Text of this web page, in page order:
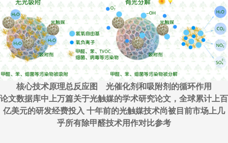
核心技术原理总反应图 光催化剂和吸附剂的循环作用
论文数据库中上万篇关于光触媒的学术研究论文，全球累计上百
亿美元的研发经费投入 十年前的光触媒技术尚被目前市场上几
乎所有除甲醛技术用作对比参考